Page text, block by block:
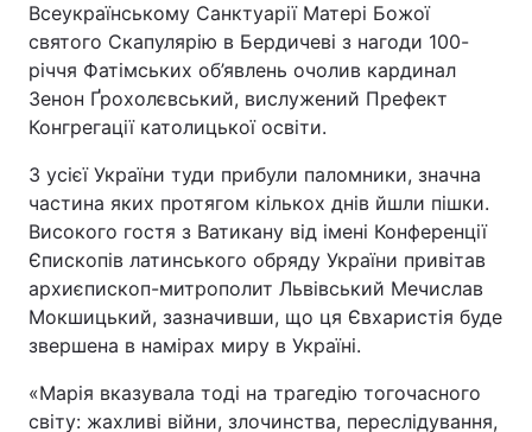
Тема оформлення
Всеукраїнському Санктуарії Матері Божої
святого Скапулярію в Бердичеві з нагоди 100-
річчя Фатімських об’явлень очолив кардинал
Зенон Ґрохолєвський, вислужений Префект
Конгрегації католицької освіти.
З усієї України туди прибули паломники, значна
частина яких протягом кількох днів йшли пішки.
Високого гостя з Ватикану від імені Конференції
Єпископів латинського обряду України привітав
архиєпископ-митрополит Львівський Мечислав
Мокшицький, зазначивши, що ця Євхаристія буде
звершена в намірах миру в Україні.
«Марія вказувала тоді на трагедію тогочасного
світу: жахливі війни, злочинства, переслідування,